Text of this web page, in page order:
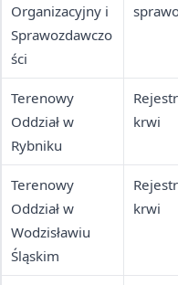
Organizacyjny i
Sprawozdawczo
ści
Terenowy
Oddział w
Rybniku
krwi
Terenowy
Oddział w
Wodzisławiu
Śląskim
krwi